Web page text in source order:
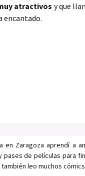
atractivos y que
encantado.
en Zaragoza aprendí a
de películas para
leo muchos